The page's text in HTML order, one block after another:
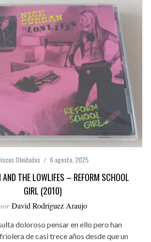
Olvidados 6 agosto, 2025
THE LOWLIFES – REFORM SCHOOL
GIRL (2010)
David Rodríguez Araujo
doloroso pensar en ello pero han
de casi trece años desde que un